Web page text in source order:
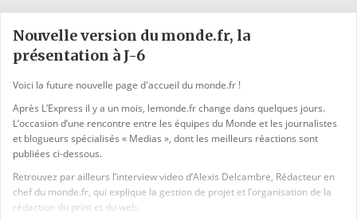
Nouvelle version du monde.fr, la
présentation à J-6
Voici la future nouvelle page d'accueil du monde.fr !
Après L’Express il y a un mois, lemonde.fr change dans quelques jours.
L’occasion d’une rencontre entre les équipes du Monde et les journalistes
et blogueurs spécialisés « Medias », dont les meilleurs réactions sont
publiées ci-dessous.
Retrouvez par ailleurs l’interview video d’Alexis Delcambre, Rédacteur en
chef du monde.fr, qui explique la gestion de projet et l’organisation de la
rédaction du print et du web.